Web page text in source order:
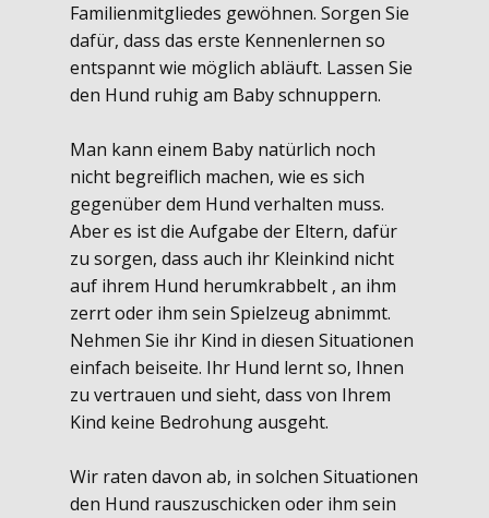
Familienmitgliedes gewöhnen. Sorgen Sie
dafür, dass das erste Kennenlernen so
entspannt wie möglich abläuft. Lassen Sie
den Hund ruhig am Baby schnuppern.
Man kann einem Baby natürlich noch
nicht begreiflich machen, wie es sich
gegenüber dem Hund verhalten muss.
Aber es ist die Aufgabe der Eltern, dafür
zu sorgen, dass auch ihr Kleinkind nicht
auf ihrem Hund herumkrabbelt , an ihm
zerrt oder ihm sein Spielzeug abnimmt.
Nehmen Sie ihr Kind in diesen Situationen
einfach beiseite. Ihr Hund lernt so, Ihnen
zu vertrauen und sieht, dass von Ihrem
Kind keine Bedrohung ausgeht.
Wir raten davon ab, in solchen Situationen
den Hund rauszuschicken oder ihm sein